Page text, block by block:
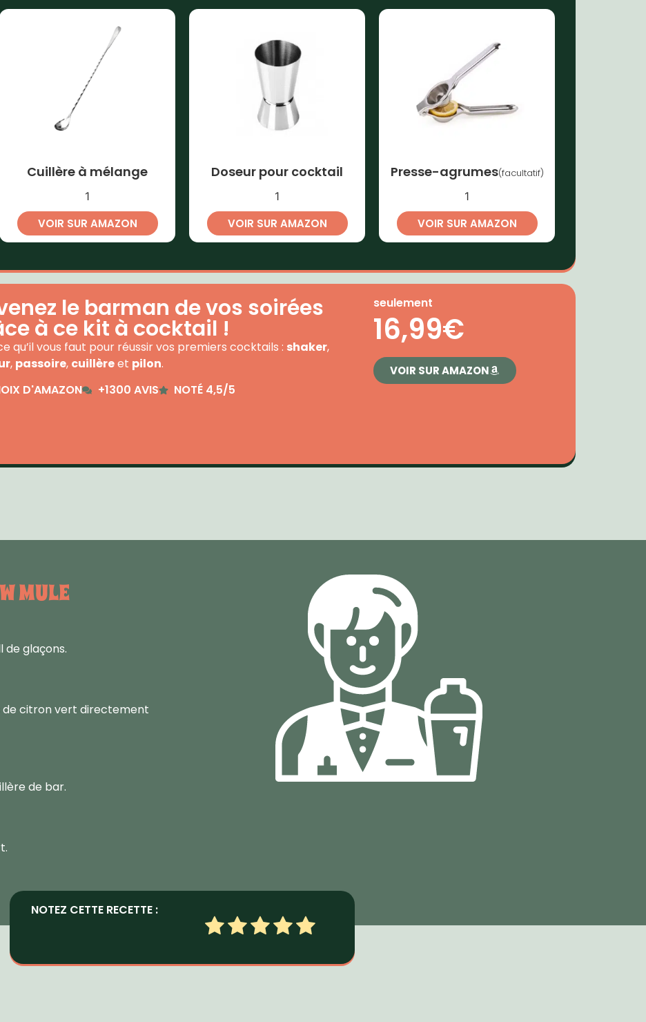
Cuillère à mélange
1
VOIR SUR AMAZON
Doseur pour cocktail
1
VOIR SUR AMAZON
Presse-agrumes(facultatif)
1
VOIR SUR AMAZON
le barman de vos soirées
à ce kit à cocktail !
qu’il vous faut pour réussir vos premiers cocktails : shaker,
, passoire, cuillèreet pilon.
D'AMAZON
+1300 AVIS NOTÉ 4,5/5
seulement
16,99€
VOIR SUR AMAZON
MULE
de glaçons.
de citron vert directement
de bar.
NOTEZ CETTE RECETTE :